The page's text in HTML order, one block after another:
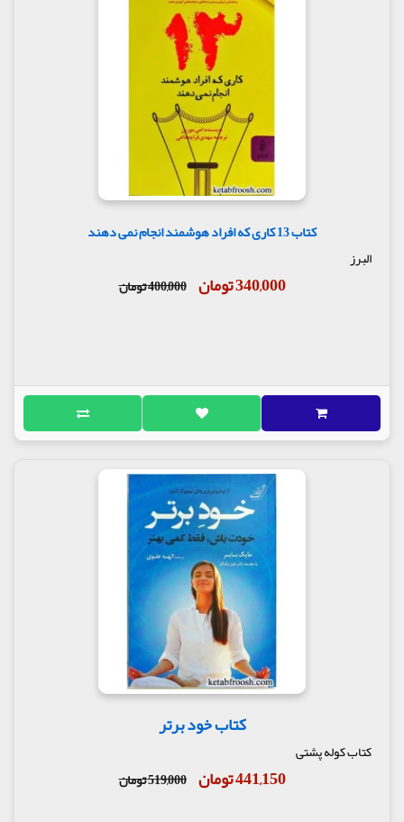
کتاب 13 کاری که افراد هوشمند انجام نمی دهند
البرز
340,000 تومان 400,000 تومان
کتاب خود برتر
کتاب کوله پشتی
441,150 تومان 519,000 تومان